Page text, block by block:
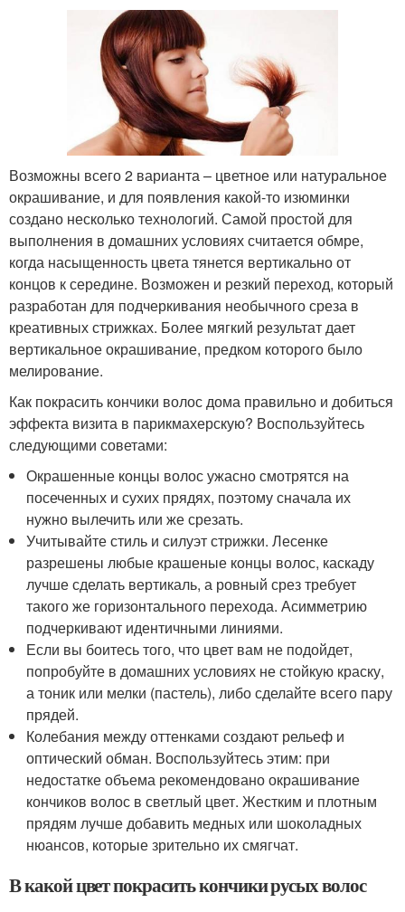
Возможны всего 2 варианта – цветное или натуральное
окрашивание, и для появления какой-то изюминки
создано несколько технологий. Самой простой для
выполнения в домашних условиях считается обмре,
когда насыщенность цвета тянется вертикально от
концов к середине. Возможен и резкий переход, который
разработан для подчеркивания необычного среза в
креативных стрижках. Более мягкий результат дает
вертикальное окрашивание, предком которого было
мелирование.
Как покрасить кончики волос дома правильно и добиться
эффекта визита в парикмахерскую? Воспользуйтесь
следующими советами:
Окрашенные концы волос ужасно смотрятся на
посеченных и сухих прядях, поэтому сначала их
нужно вылечить или же срезать.
Учитывайте стиль и силуэт стрижки. Лесенке
разрешены любые крашеные концы волос, каскаду
лучше сделать вертикаль, а ровный срез требует
такого же горизонтального перехода. Асимметрию
подчеркивают идентичными линиями.
Если вы боитесь того, что цвет вам не подойдет,
попробуйте в домашних условиях не стойкую краску,
а тоник или мелки (пастель), либо сделайте всего пару
прядей.
Колебания между оттенками создают рельеф и
оптический обман. Воспользуйтесь этим: при
недостатке объема рекомендовано окрашивание
кончиков волос в светлый цвет. Жестким и плотным
прядям лучше добавить медных или шоколадных
нюансов, которые зрительно их смягчат.
В какой цвет покрасить кончики русых волос